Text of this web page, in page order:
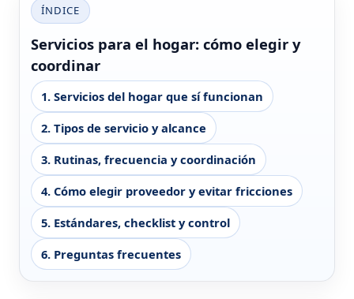
ÍNDICE
Servicios para el hogar: cómo elegir y
coordinar
1. Servicios del hogar que sí funcionan
2. Tipos de servicio y alcance
3. Rutinas, frecuencia y coordinación
4. Cómo elegir proveedor y evitar fricciones
5. Estándares, checklist y control
6. Preguntas frecuentes